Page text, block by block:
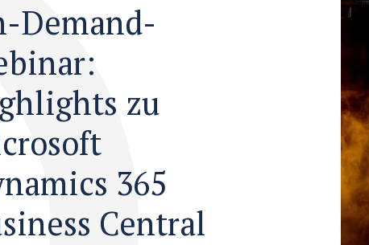
Demand-
zu
365
Central